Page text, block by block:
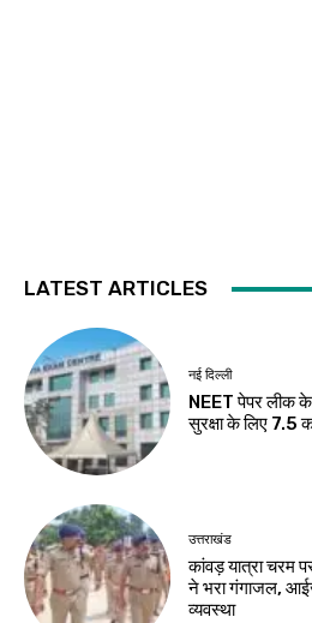
LATEST ARTICLES
नई दिल्ली
NEET पेपर लीक के
सुरक्षा के लिए ₹7.5
उत्तराखंड
कांवड़ यात्रा चरम
ने भरा गंगाजल,
व्यवस्था